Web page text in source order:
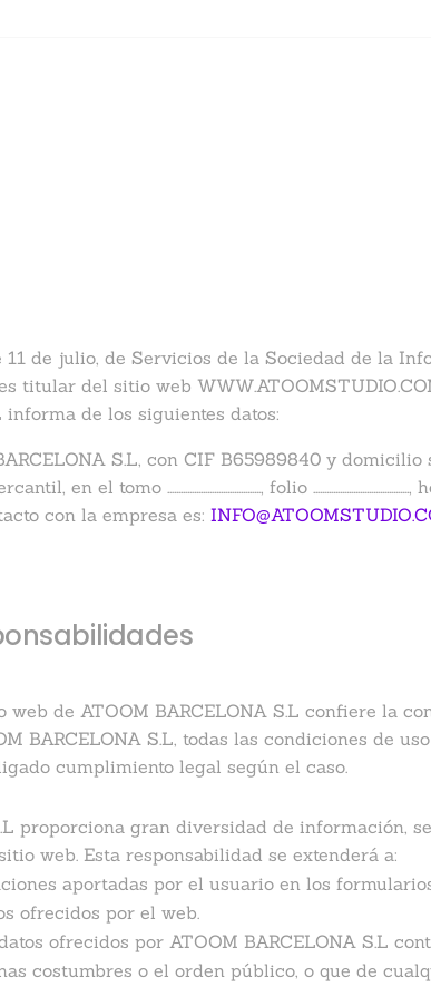
de julio, de Servicios de la Sociedad de la
titular del sitio web
informa de los siguientes datos:
S.L, con CIF B65989840 y
el tomo ……………………………………, folio ……………………………………., hoja
con la empresa es:
de ATOOM BARCELONA S.L confiere la
BARCELONA S.L, todas las condiciones de
cumplimiento legal según el caso.
proporciona gran diversidad de información,
web. Esta responsabilidad se extenderá a:
aportadas por el usuario en los
ofrecidos por el web.
ofrecidos por ATOOM BARCELONA S.L
costumbres o el orden público, o que de